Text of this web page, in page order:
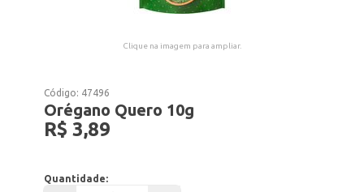
Clique na imagem para ampliar.
Código: 47496
Orégano Quero 10g
R$ 3,89
Quantidade: